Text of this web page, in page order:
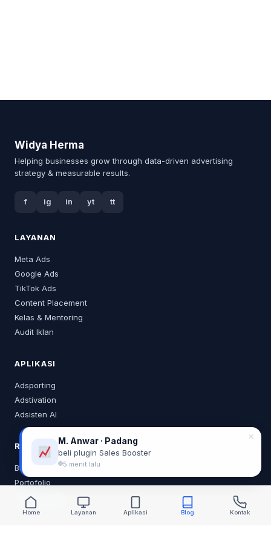
Widya Herma
Helping businesses grow through data-driven advertising
strategy & measurable results.
f ig in yt tt
LAYANAN
Meta Ads
Google Ads
TikTok Ads
Content Placement
Kelas & Mentoring
Audit Iklan
APLIKASI
Adsporting
Adstivation
Adsisten AI
RESOURCES
Blog
Portofolio
Tentang Saya
Home Layanan Aplikasi Blog Kontak
M. Anwar · Padang
beli plugin Sales Booster
5 menit lalu
✕